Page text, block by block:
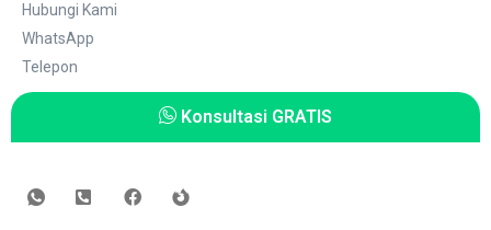
Hubungi Kami
WhatsApp
Telepon
Konsultasi GRATIS